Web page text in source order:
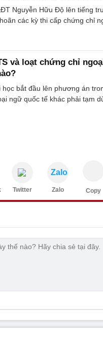
Nguyễn Hữu Độ lên tiếng
các kỳ thi cấp chứng chỉ
và loạt chứng chỉ
học bắt đầu lên phương án
ngữ quốc tế khác phải tạm
Twitter
Zalo
Zalo Copy